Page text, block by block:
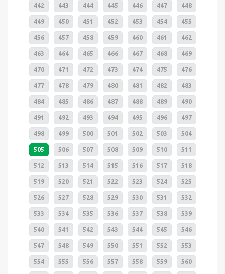
442 443 444 445 446 447 448
449 450 451 452 453 454 455
456 457 458 459 460 461 462
463 464 465 466 467 468 469
470 471 472 473 474 475 476
477 478 479 480 481 482 483
484 485 486 487 488 489 490
491 492 493 494 495 496 497
498 499 500 501 502 503 504
505 506 507 508 509 510 511
512 513 514 515 516 517 518
519 520 521 522 523 524 525
526 527 528 529 530 531 532
533 534 535 536 537 538 539
540 541 542 543 544 545 546
547 548 549 550 551 552 553
554 555 556 557 558 559 560